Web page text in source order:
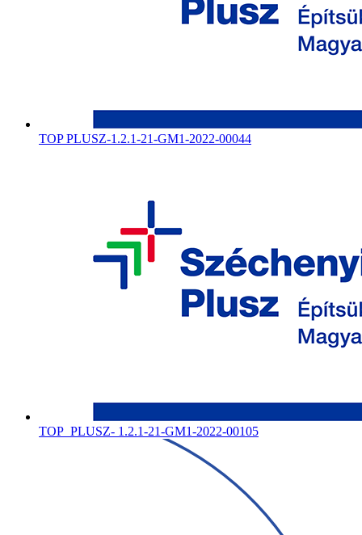
TOP PLUSZ-1.2.1-21-GM1-2022-00044
TOP_PLUSZ- 1.2.1-21-GM1-2022-00105